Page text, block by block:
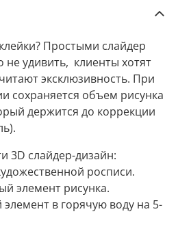
Простыми слайдер
удивить, клиенты хотят
эксклюзивность. При
сохраняется объем рисунка
держится до коррекции
3D слайдер-дизайн:
росписи.
элемент рисунка.
в горячую воду на 5-